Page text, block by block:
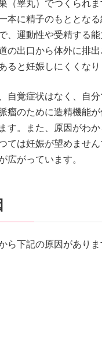
（睾丸）でつくられ
本に精子のもととな
、運動性や受精する
の出口から体外に排
ると妊娠しにくくな
自覚症状はなく、自
瘤のために造精機能
す。また、原因がわ
ては妊娠が望めませ
広がっています。
ら下記の原因がありま